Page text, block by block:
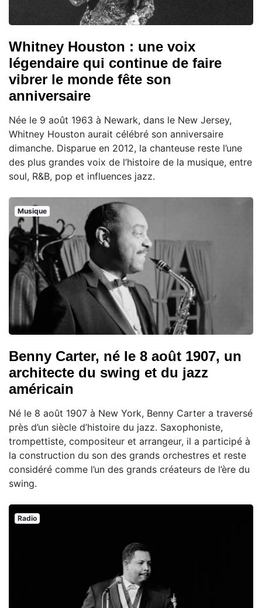
Whitney Houston : une voix
légendaire qui continue de faire
vibrer le monde fête son
anniversaire
Née le 9 août 1963 à Newark, dans le New Jersey,
Whitney Houston aurait célébré son anniversaire
dimanche. Disparue en 2012, la chanteuse reste l’une
des plus grandes voix de l’histoire de la musique, entre
soul, R&B, pop et influences jazz.
Musique
Benny Carter, né le 8 août 1907, un
architecte du swing et du jazz
américain
Né le 8 août 1907 à New York, Benny Carter a traversé
près d’un siècle d’histoire du jazz. Saxophoniste,
trompettiste, compositeur et arrangeur, il a participé à
la construction du son des grands orchestres et reste
considéré comme l’un des grands créateurs de l’ère du
swing.
Radio